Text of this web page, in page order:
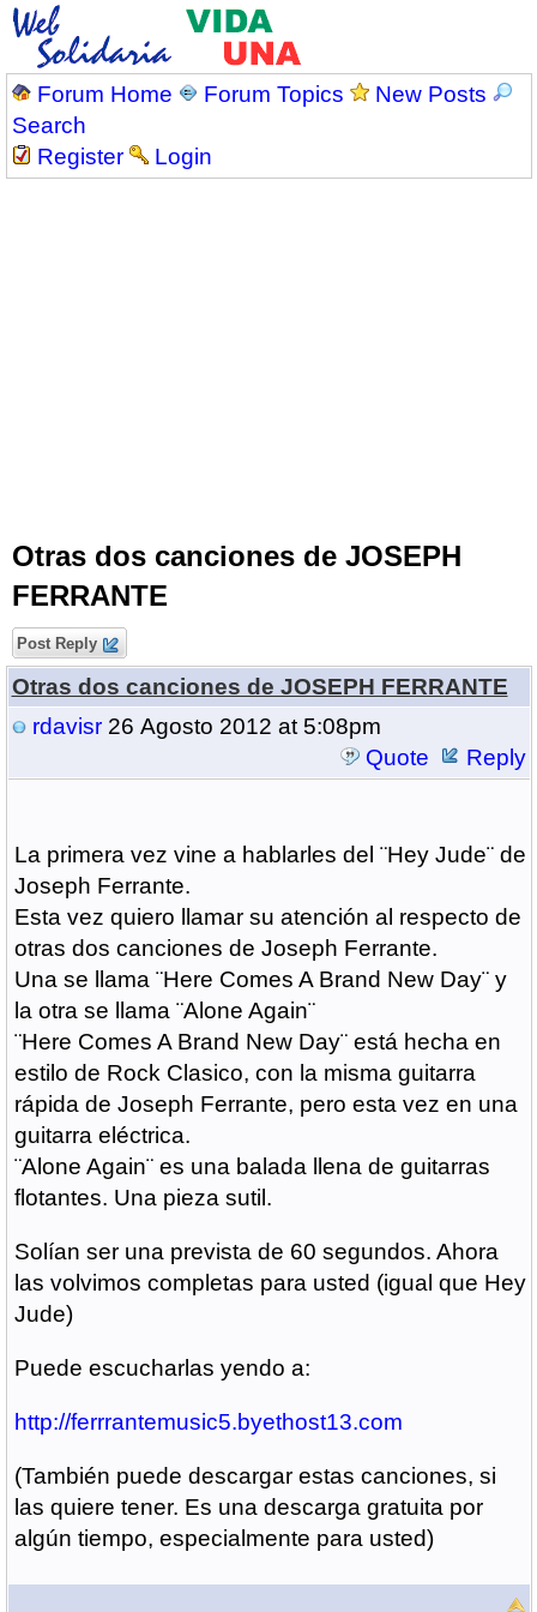
Forum Home Forum Topics
New Posts
Search
Register
Login
Otras dos canciones de JOSEPH
FERRANTE
Post Reply
Otras dos canciones de JOSEPH FERRANTE
rdavisr26 Agosto 2012 at 5:08pm
Quote
Reply
La primera vez vine a hablarles del ¨Hey Jude¨ de
Joseph Ferrante.
Esta vez quiero llamar su atención al respecto de
otras dos canciones de Joseph Ferrante.
Una se llama ¨Here Comes A Brand New Day¨ y
la otra se llama ¨Alone Again¨
¨Here Comes A Brand New Day¨ está hecha en
estilo de Rock Clasico, con la misma guitarra
rápida de Joseph Ferrante, pero esta vez en una
guitarra eléctrica.
¨Alone Again¨ es una balada llena de guitarras
flotantes. Una pieza sutil.
Solían ser una prevista de 60 segundos. Ahora
las volvimos completas para usted (igual que Hey
Jude)
Puede escucharlas yendo a:
http://ferrrantemusic5.byethost13.com
(También puede descargar estas canciones, si
las quiere tener. Es una descarga gratuita por
algún tiempo, especialmente para usted)